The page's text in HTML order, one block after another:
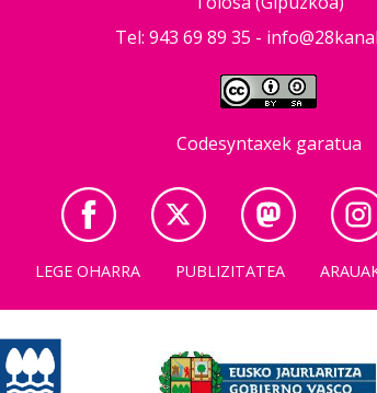
Tel: 943 69 89 35 -
Codesyntaxek garatua
LEGE OHARRA PUBLIZITATEA